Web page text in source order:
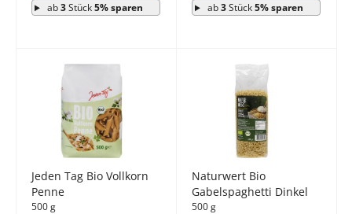
ab3Stück5% sparen ab3Stück5% sparen
Jeden Tag Bio Vollkorn
Penne
500 g
Naturwert Bio
Gabelspaghetti Dinkel
500 g